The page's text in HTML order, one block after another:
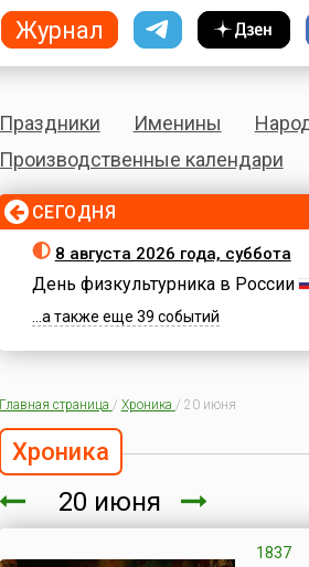
Праздники Именины
Производственные календари
СЕГОДНЯ
8 августа 2026 года, суббота
День физкультурника в России
...а также еще 39 событий
Главная страница / Хроника / 20 июня
Хроника
20 июня
1837
Журнал